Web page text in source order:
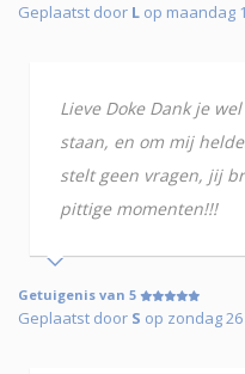
Geplaatst door L op maandag
Lieve Doke Dank je
staan, en om mij
stelt geen vragen, jij
pittige momenten!!!
Getuigenis van 5
Geplaatst door S op zondag